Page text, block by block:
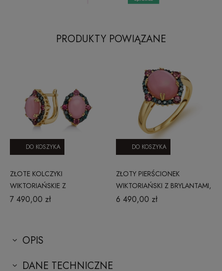
PRODUKTY POWIĄZANE
ZŁOTE KOLCZYKI
WIKTORIAŃSKIE Z
BRYLANTAMI, OPALEM I
7 490,00 zł
DO KOSZYKA
ZŁOTY PIERŚCIONEK
WIKTORIAŃSKI Z BRYLANTAMI,
OPALEM I RODOLITEM
6 490,00 zł
DO KOSZYKA
OPIS
DANE TECHNICZNE